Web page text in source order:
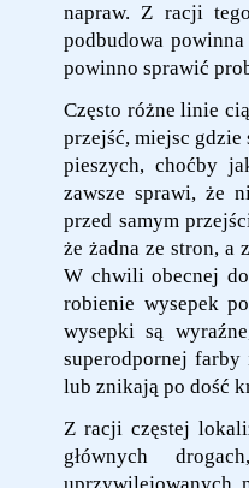
napraw. Z racji
podbudowa
powinno sprawić
Często różne linie
przejść, miejsc gdzie
pieszych, choćby
zawsze sprawi, że
przed samym
że żadna ze stron, a
W chwili obecnej
robienie wysepek
wysepki są
superodpornej
lub znikają po dość
Z racji częstej
głównych